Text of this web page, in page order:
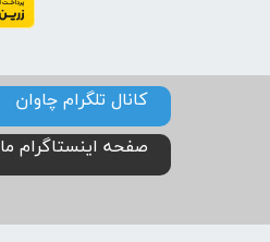
کانال تلگرام چاوان
صفحه اینستاگرام ما